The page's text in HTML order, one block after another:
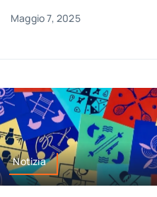
Maggio 7, 2025
Notizia